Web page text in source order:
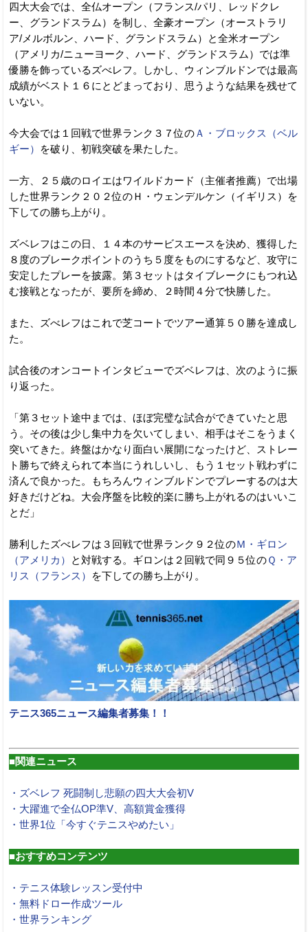
四大大会では、全仏オープン（フランス/パリ、レッドクレ
ー、グランドスラム）を制し、全豪オープン（オーストラリ
ア/メルボルン、ハード、グランドスラム）と全米オープン
（アメリカ/ニューヨーク、ハード、グランドスラム）では準
優勝を飾っているズべレフ。しかし、ウィンブルドンでは最高
成績がベスト１６にとどまっており、思うような結果を残せて
いない。
今大会では１回戦で世界ランク３７位のＡ・ブロックス（ベル
ギー）
を破り、初戦突破を果たした。
一方、２５歳のロイエはワイルドカード（主催者推薦）で出場
した世界ランク２０２位のＨ・ウェンデルケン（イギリス）を
下しての勝ち上がり。
ズベレフはこの日、１４本のサービスエースを決め、獲得した
８度のブレークポイントのうち５度をものにするなど、攻守に
安定したプレーを披露。第３セットはタイブレークにもつれ込
む接戦となったが、要所を締め、２時間４分で快勝した。
また、ズべレフはこれで芝コートでツアー通算５０勝を達成し
た。
試合後のオンコートインタビューでズベレフは、次のように振
り返った。
「第３セット途中までは、ほぼ完璧な試合ができていたと思
う。その後は少し集中力を欠いてしまい、相手はそこをうまく
突いてきた。終盤はかなり面白い展開になったけど、ストレー
ト勝ちで終えられて本当にうれしいし、もう１セット戦わずに
済んで良かった。もちろんウィンブルドンでプレーするのは大
好きだけどね。大会序盤を比較的楽に勝ち上がれるのはいいこ
とだ」
勝利したズべレフは３回戦で世界ランク９２位のＭ・ギロン
（アメリカ）
と対戦する。ギロンは２回戦で同９５位のＱ・ア
リス（フランス）
を下しての勝ち上がり。
テニス365ニュース編集者募集！！
■関連ニュース
・ズベレフ 死闘制し悲願の四大大会初V
・大躍進で全仏OP準V、高額賞金獲得
・世界1位「今すぐテニスやめたい」
■おすすめコンテンツ
・テニス体験レッスン受付中
・無料ドロー作成ツール
・世界ランキング